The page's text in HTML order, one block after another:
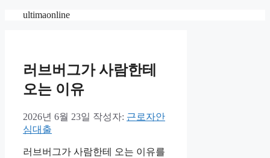
ultimaonline
러브버그가 사람한테
오는 이유
2026년 6월 23일 작성자: 근로자안
심대출
러브버그가 사람한테 오는 이유를